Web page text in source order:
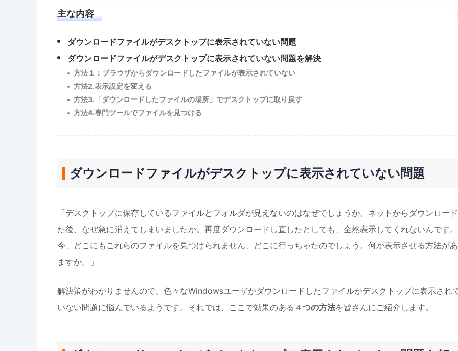
主な内容
ダウンロードファイルがデスクトップに表示されていない問題
ダウンロードファイルがデスクトップに表示されていない問題を解決
方法１：ブラウザからダウンロードしたファイルが表示されていない
方法2.表示設定を変える
方法3.「ダウンロードしたファイルの場所」でデスクトップに取り戻す
方法4.専門ツールでファイルを見つける
ダウンロードファイルがデスクトップに表示されていない問題
「デスクトップに保存しているファイルとフォルダが見えないのはなぜでしょうか。ネットからダウンロー
た後、なぜ急に消えてしまいましたか。再度ダウンロードし直したとしても、全然表示してくれないんです。
今、どこにもこれらのファイルを見つけられません、どこに行っちゃたのでしょう。何か表示させる方法が
ますか。」
解決策がわかりませんので、色々なWindowsユーザがダウンロードしたファイルがデスクトップに表示され
いない問題に悩んでいるようです。それでは、ここで効果のある４つの方法を皆さんにご紹介します。